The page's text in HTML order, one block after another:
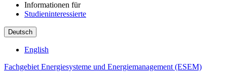
Informationen für
Studieninteressierte
Deutsch
English
Fachgebiet Energiesysteme und Energiemanagement (ESEM)